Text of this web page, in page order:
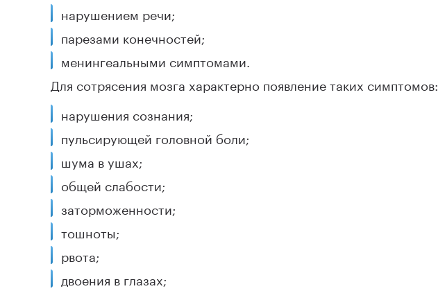
нарушением речи;
парезами конечностей;
менингеальными симптомами.
Для сотрясения мозга характерно появление таких симптомов:
нарушения сознания;
пульсирующей головной боли;
шума в ушах;
общей слабости;
заторможенности;
тошноты;
рвота;
двоения в глазах;